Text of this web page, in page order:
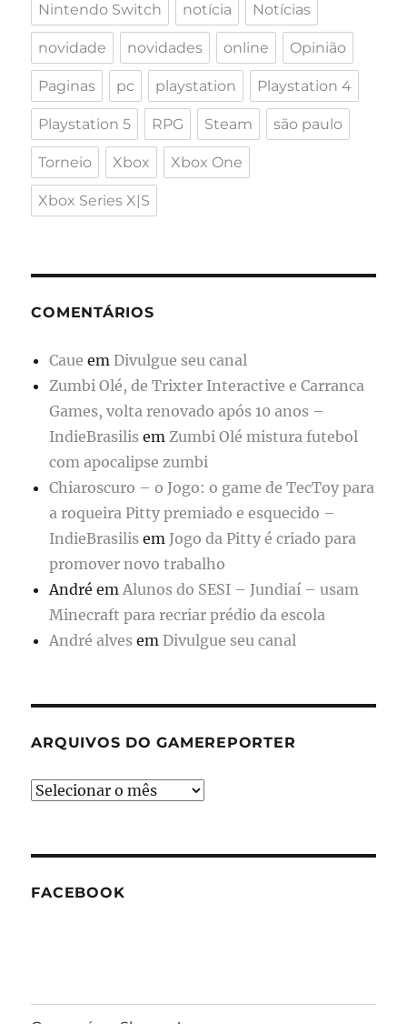
Nintendo Switch notícia Notícias
novidade novidades online Opinião
Paginas pc playstation Playstation 4
Playstation 5 RPG Steam são paulo
Torneio Xbox Xbox One
Xbox Series X|S
COMENTÁRIOS
Caue emDivulgue seu canal
Zumbi Olé, de Trixter Interactive e Carranca
Games, volta renovado após 10 anos –
IndieBrasilis emZumbi Olé mistura futebol
com apocalipse zumbi
Chiaroscuro – o Jogo: o game de TecToy para
a roqueira Pitty premiado e esquecido –
IndieBrasilis em Jogo da Pitty é criado para
promover novo trabalho
André emAlunos do SESI – Jundiaí – usam
Minecraft para recriar prédio da escola
André alves emDivulgue seu canal
ARQUIVOS DO GAMEREPORTER
Arquivos
FACEBOOK